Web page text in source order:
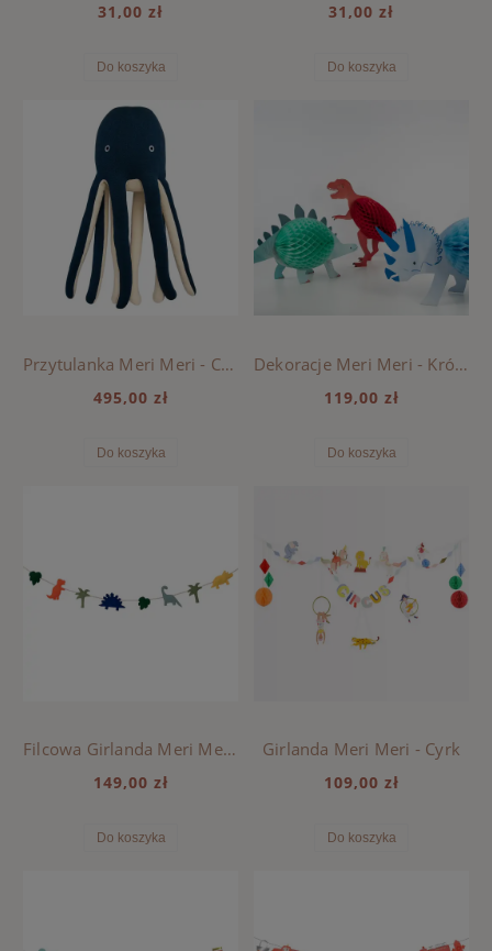
31,00 zł
Do koszyka
31,00 zł
Do koszyka
Przytulanka Meri Meri - Cosmo Octopus Ośmironica
495,00 zł
Do koszyka
Dekoracje Meri Meri - Królestwo Dinozaurów
119,00 zł
Do koszyka
Filcowa Girlanda Meri Meri - Królestwo Dinozaurów
149,00 zł
Do koszyka
Girlanda Meri Meri - Cyrk
109,00 zł
Do koszyka